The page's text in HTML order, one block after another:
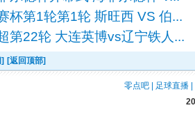
杯第1轮第1轮 斯旺西 VS 伯...
第22轮 大连英博vs辽宁铁人...
] [返回顶部]
零点吧 | 足球直播 |